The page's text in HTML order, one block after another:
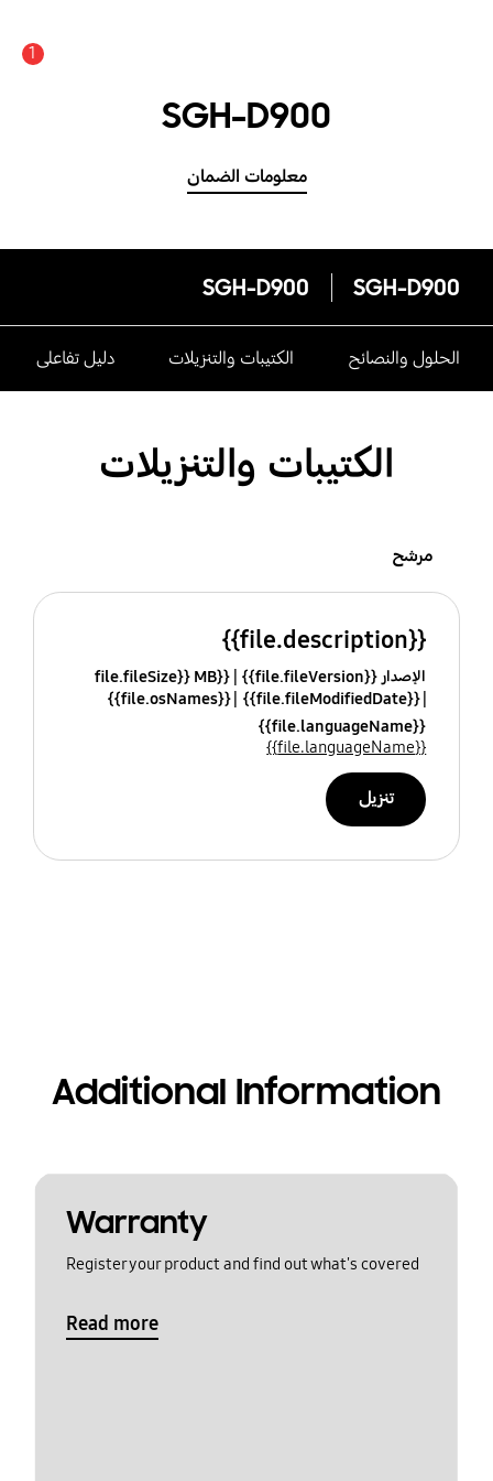
1
SGH-D900
معلومات الضمان
SGH-D900
SGH-D900
الحلول والنصائح الكتيبات والتنزيلات دليل تفاعلى
الكتيبات والتنزيلات
مرشح
{{file.description}}
الإصدار {{file.fileVersion}}
{{file.fileSize}} MB
{{file.fileModifiedDate}}
{{file.osNames}}
{{file.languageName}}
{{file.languageName}}
تنزيل
Additional Information
Warranty
Register your product and find out what's covered
Read more